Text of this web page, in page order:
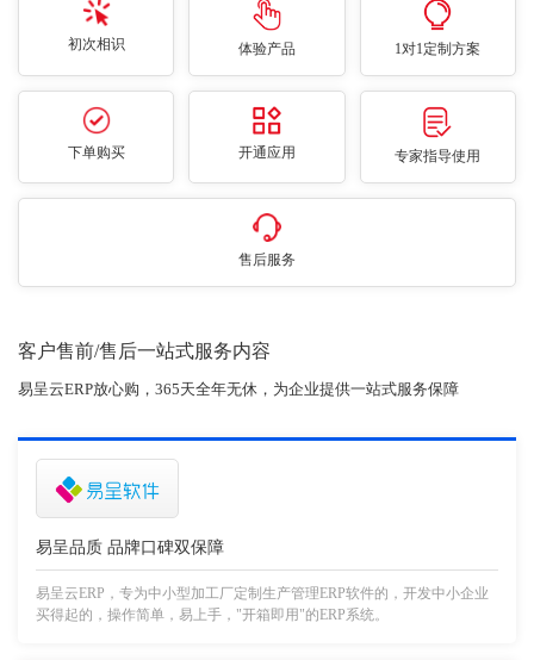
初次相识 体验产品 1对1定制方案
下单购买 开通应用 专家指导使用
售后服务
客户售前/售后一站式服务内容
易呈云ERP放心购，365天全年无休，为企业提供一站式服务保障
易呈品质 品牌口碑双保障
易呈云ERP，专为中小型加工厂定制生产管理ERP软件的，开发中小企业
买得起的，操作简单，易上手，"开箱即用"的ERP系统。